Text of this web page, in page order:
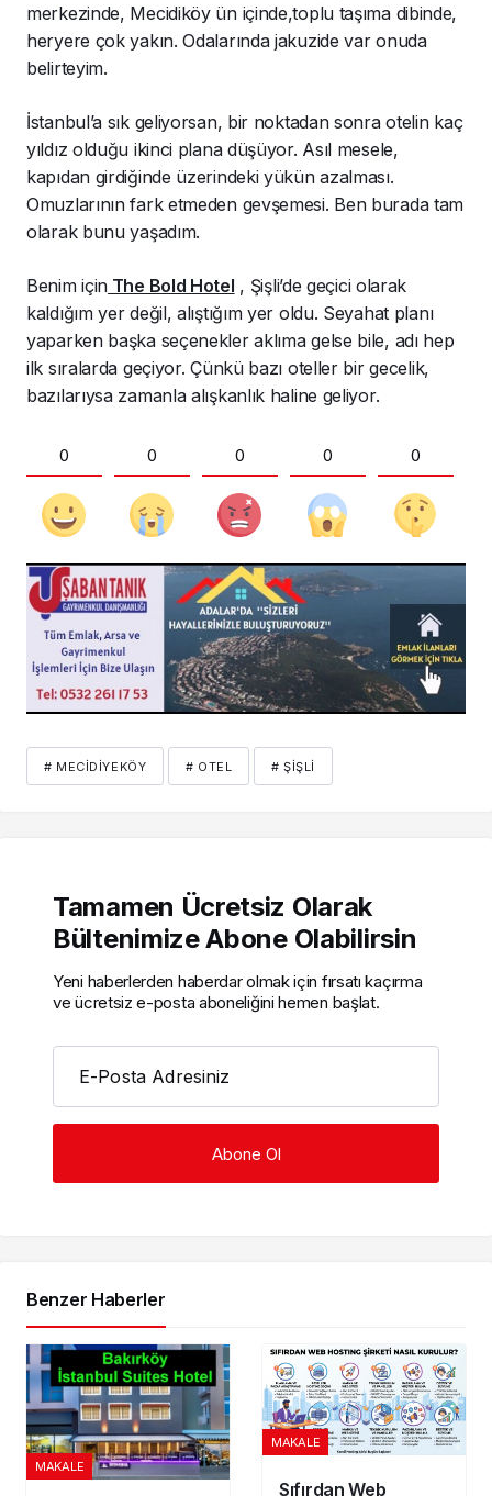
merkezinde, Mecidiköy ün içinde,toplu taşıma dibinde,
heryere çok yakın. Odalarında jakuzide var onuda
belirteyim.
İstanbul’a sık geliyorsan, bir noktadan sonra otelin kaç
yıldız olduğu ikinci plana düşüyor. Asıl mesele,
kapıdan girdiğinde üzerindeki yükün azalması.
Omuzlarının fark etmeden gevşemesi. Ben burada tam
olarak bunu yaşadım.
Benim için The Bold Hotel , Şişli’de geçici olarak
kaldığım yer değil, alıştığım yer oldu. Seyahat planı
yaparken başka seçenekler aklıma gelse bile, adı hep
ilk sıralarda geçiyor. Çünkü bazı oteller bir gecelik,
bazılarıysa zamanla alışkanlık haline geliyor.
0 0 0 0 0
# MECIDIYEKÖY # OTEL # ŞIŞLI
Tamamen Ücretsiz Olarak
Bültenimize Abone Olabilirsin
Yeni haberlerden haberdar olmak için fırsatı kaçırma
ve ücretsiz e-posta aboneliğini hemen başlat.
E-Posta Adresiniz
Benzer Haberler
MAKALE
MAKALE
Sıfırdan Web